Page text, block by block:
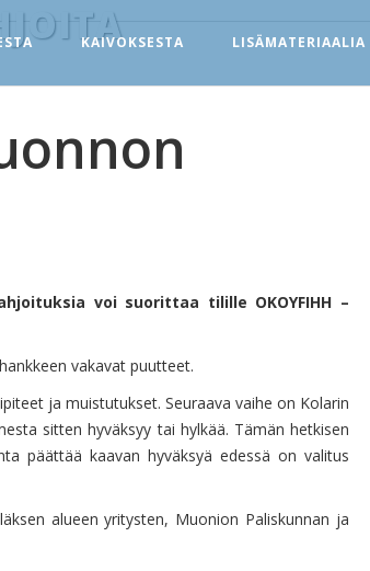
KAIVOKSESTA LISÄMATERIAALIA
voi suorittaa tilille OKOYFIHH –
vakavat puutteet.
ja muistutukset. Seuraava vaihe on Kolarin
sitten hyväksyy tai hylkää. Tämän hetkisen
päättää kaavan hyväksyä edessä on valitus
alueen yritysten, Muonion Paliskunnan ja